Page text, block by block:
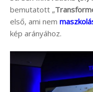
bemutatott „
első, ami nem
kép arányához.